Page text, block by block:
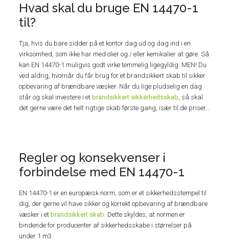
Hvad skal du bruge EN 14470-1
til?
Tja, hvis du bare sidder på et kontor dag ud og dag ind i en
virksomhed, som ikke har med olier og / eller kemikalier at gøre. Så
kan EN 14470-1 muligvis godt virke temmelig ligegyldig. MEN! Du
ved aldrig, hvornår du får brug for et brandsikkert skab til sikker
opbevaring af brændbare væsker. Når du lige pludselig en dag
står og skal investere i et brandsikkert sikkerhedsskab, så skal
det gerne være det helt rigtige skab første gang, især til de priser…
Regler og konsekvenser i
forbindelse med EN 14470-1
EN 14470-1 er en europæisk norm, som er et sikkerhedsstempel til
dig, der gerne vil have sikker og korrekt opbevaring af brændbare
væsker i et brandsikkert skab. Dette skyldes, at normen er
bindende for producenter af sikkerhedsskabe i størrelser på
under 1 m3.